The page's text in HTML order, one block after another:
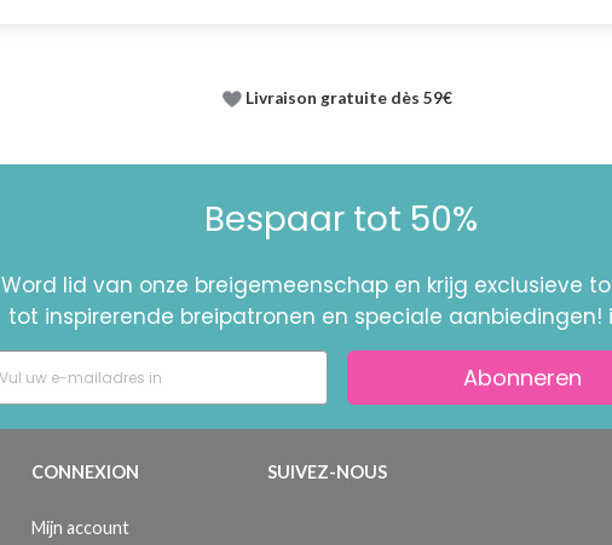
Livraison gratuite dès 59€
Bespaar tot 50%
Word lid van onze breigemeenschap en krijg exclusieve
tot inspirerende breipatronen en speciale aanbiedingen!
Abonneren
CONNEXION
Mijn account
SUIVEZ-NOUS